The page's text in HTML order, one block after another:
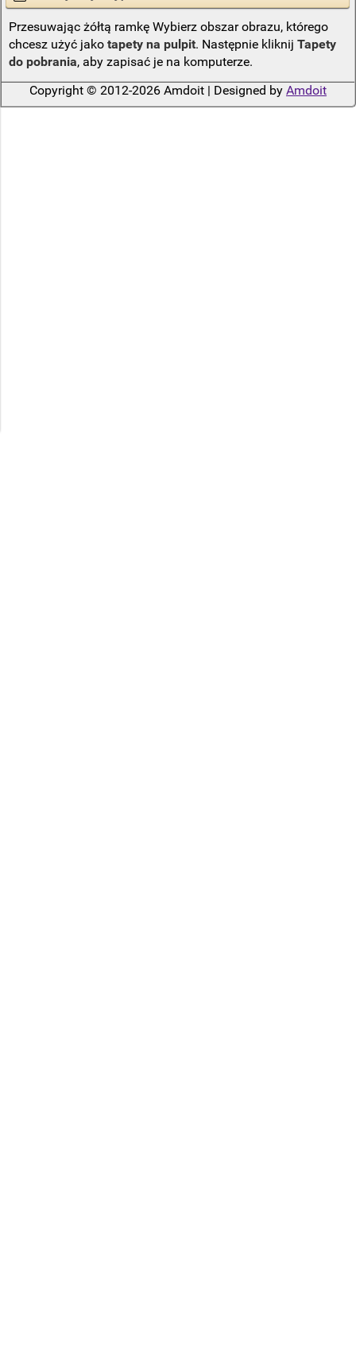
Przesuwając żółtą ramkę Wybierz obszar obrazu, którego
chcesz użyć jako tapety na pulpit. Następnie kliknij Tapety
do pobrania, aby zapisać je na komputerze.
Copyright © 2012-2026 Amdoit | Designed by Amdoit